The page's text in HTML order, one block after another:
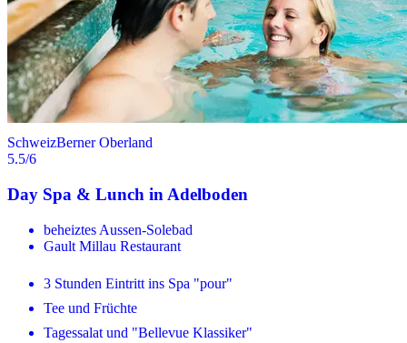
SchweizBerner Oberland
5.5/6
Day Spa & Lunch in Adelboden
beheiztes Aussen-Solebad
Gault Millau Restaurant
3 Stunden Eintritt ins Spa "pour"
Tee und Früchte
Tagessalat und "Bellevue Klassiker"